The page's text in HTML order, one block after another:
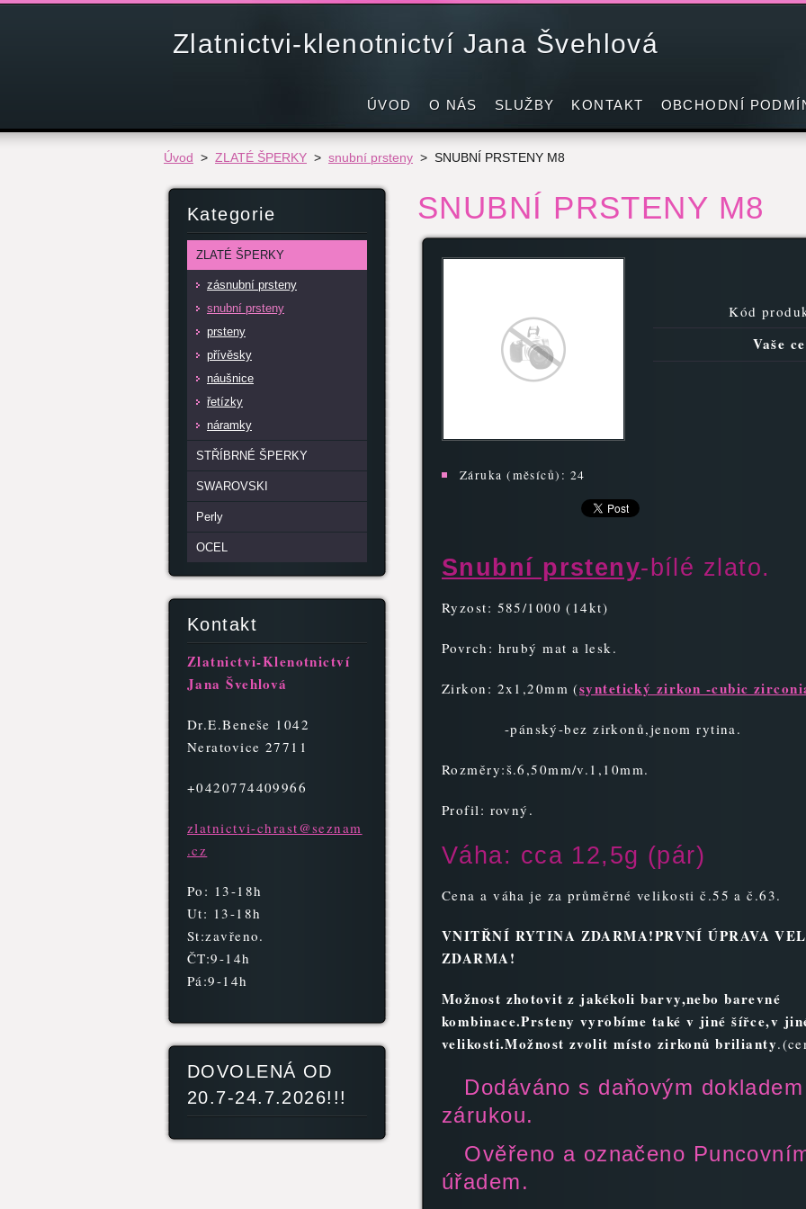
Zlatnictvi-klenotnictví Jana Švehlová
Úvod > ZLATÉ ŠPERKY > snubní prsteny > SNUBNÍ PRSTENY M8
SNUBNÍ PRSTENY M8
Záruka (měsíců): 24
Kód
Vaše
Snubní prsteny-bílé zlato.
Ryzost: 585/1000 (14kt)
Povrch: hrubý mat a lesk.
Zirkon: 2x1,20mm(syntetický zirkon -cubic
-pánský-bez zirkonů,jenom rytina.
Rozměry:š.6,50mm/v.1,10mm.
Profil: rovný.
Váha: cca 12,5g (pár)
Cena a váha je za průměrné velikosti č.55 a č.63.
VNITŘNÍ RYTINA ZDARMA!PRVNÍ ÚPRAVA
ZDARMA!
Možnost zhotovit z jakékoli barvy,nebo barevné
kombinace.Prsteny vyrobíme také v jiné šířce,v
velikosti.Možnost zvolit místo zirkonů brilianty
Dodáváno s daňovým
zárukou.
Ověřeno a označeno
úřadem.
Kategorie
ZLATÉ ŠPERKY
zásnubní prsteny
snubní prsteny
prsteny
přívěsky
náušnice
řetízky
náramky
STŘÍBRNÉ ŠPERKY
SWAROVSKI
Perly
OCEL
Kontakt
Zlatnictvi-Klenotnictví
Jana Švehlová
Dr.E.Beneše 1042
Neratovice 27711
+0420774409966
zlatnictvi-chrast@seznam
.cz
Po: 13-18h
Ut: 13-18h
St:zavřeno.
ČT:9-14h
Pá:9-14h
DOVOLENÁ OD
20.7-24.7.2026!!!
ÚVOD O NÁS SLUŽBY KONTAKT OBCHODNÍ